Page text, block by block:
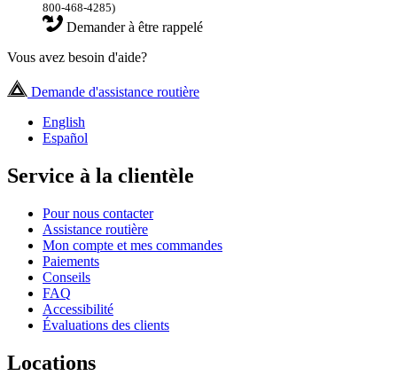
800-468-4285)
Demander à être rappelé
Vous avez besoin d'aide?
Demande d'assistance routière
English
Español
Service à la clientèle
Pour nous contacter
Assistance routière
Mon compte et mes commandes
Paiements
Conseils
FAQ
Accessibilité
Évaluations des clients
Locations